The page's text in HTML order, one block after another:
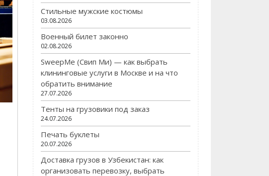
Стильные мужские костюмы
03.08.2026
Военный билет законно
02.08.2026
SweepMe (Свип Ми) — как выбрать
клининговые услуги в Москве и на что
обратить внимание
27.07.2026
Тенты на грузовики под заказ
24.07.2026
Печать буклеты
20.07.2026
Доставка грузов в Узбекистан: как
организовать перевозку, выбрать